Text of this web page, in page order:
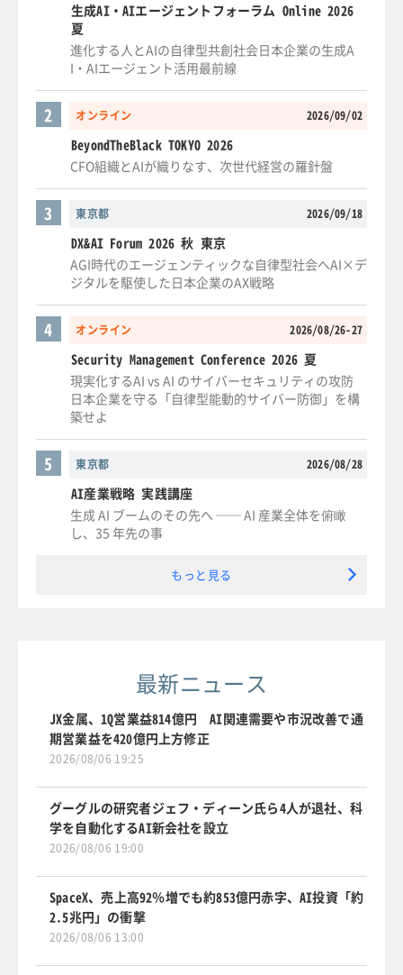
生成AI・AIエージェントフォーラム Online 2026
夏
進化する人とAIの自律型共創社会日本企業の生成A
I・AIエージェント活用最前線
オンライン 2026/09/02
2
BeyondTheBlack TOKYO 2026
CFO組織とAIが織りなす、次世代経営の羅針盤
東京都 2026/09/18
3
DX&AI Forum 2026 秋 東京
AGI時代のエージェンティックな自律型社会へAI×デ
ジタルを駆使した日本企業のAX戦略
オンライン 2026/08/26-27
4
Security Management Conference 2026 夏
現実化するAI vs AI のサイバーセキュリティの攻防
日本企業を守る「自律型能動的サイバー防御」を構
築せよ
東京都 2026/08/28
5
AI産業戦略 実践講座
生成 AI ブームのその先へ ── AI 産業全体を俯瞰
し、35 年先の事
もっと見る
最新ニュース
JX金属、1Q営業益814億円 AI関連需要や市況改善で通
期営業益を420億円上方修正
2026/08/06 19:25
グーグルの研究者ジェフ・ディーン氏ら4人が退社、科
学を自動化するAI新会社を設立
2026/08/06 19:00
SpaceX、売上高92％増でも約853億円赤字、AI投資「約
2.5兆円」の衝撃
2026/08/06 13:00